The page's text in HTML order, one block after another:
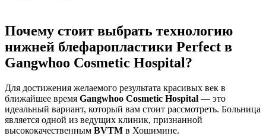
Почему стоит выбрать технологию
нижней блефаропластики Perfect в
Gangwhoo Cosmetic Hospital?
Для достижения желаемого результата красивых век в
ближайшее время Gangwhoo Cosmetic Hospital — это
идеальный вариант, который вам стоит рассмотреть. Больница
является одной из ведущих клиник, признанной
высококачественным BVTM в Хошимине.